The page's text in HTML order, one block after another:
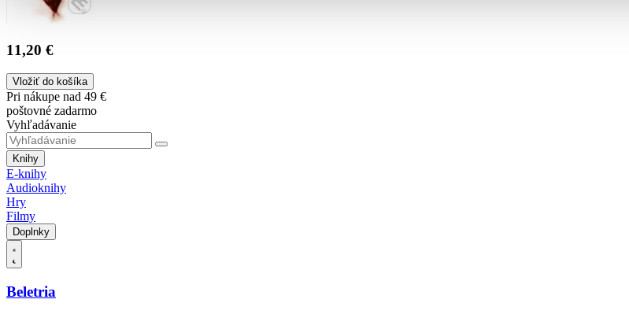
11,20 €
Vložiť do košíka
Pri nákupe nad 49 €
poštovné zadarmo
Vyhľadávanie
Knihy
E-knihy
Audioknihy
Hry
Filmy
Doplnky
Beletria